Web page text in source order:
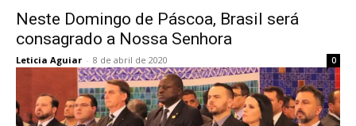
Neste Domingo de Páscoa, Brasil será
consagrado a Nossa Senhora
Leticia Aguiar - 8 de abril de 2020 0